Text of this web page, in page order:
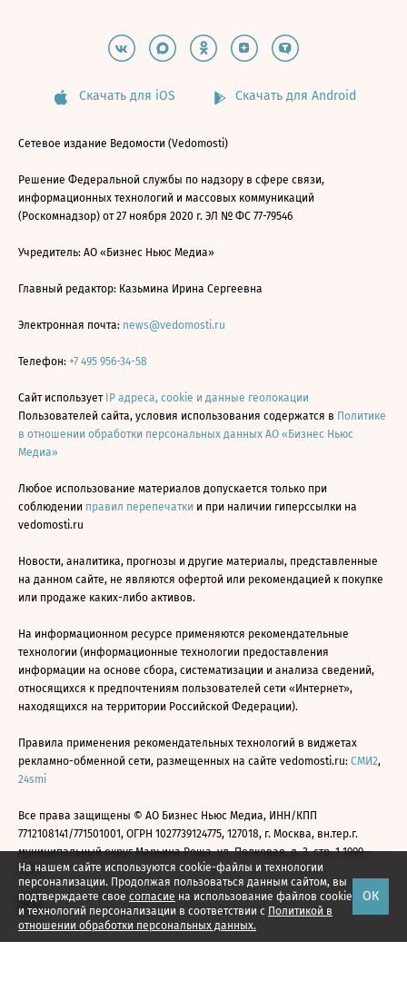
На нашем сайте используются cookie-файлы и технологии
персонализации. Продолжая пользоваться данным сайтом, вы
подтверждаете свое согласие на использование файлов cookie
и технологий персонализации в соответствии с Политикой в
отношении обработки персональных данных.
ОК
Скачать для iOS Скачать для Android
Сетевое издание Ведомости (Vedomosti)
Решение Федеральной службы по надзору в сфере связи,
информационных технологий и массовых коммуникаций
(Роскомнадзор) от 27 ноября 2020 г. ЭЛ № ФС 77-79546
Учредитель: АО «Бизнес Ньюс Медиа»
Главный редактор: Казьмина Ирина Сергеевна
Электронная почта: news@vedomosti.ru
Телефон: +7 495 956-34-58
Сайт использует IP адреса, cookie и данные геолокации
Пользователей сайта, условия использования содержатся в Политике
в отношении обработки персональных данных АО «Бизнес Ньюс
Медиа»
Любое использование материалов допускается только при
соблюдении правил перепечатки и при наличии гиперссылки на
vedomosti.ru
Новости, аналитика, прогнозы и другие материалы, представленные
на данном сайте, не являются офертой или рекомендацией к покупке
или продаже каких-либо активов.
На информационном ресурсе применяются рекомендательные
технологии (информационные технологии предоставления
информации на основе сбора, систематизации и анализа сведений,
относящихся к предпочтениям пользователей сети «Интернет»,
находящихся на территории Российской Федерации).
Правила применения рекомендательных технологий в виджетах
рекламно-обменной сети, размещенных на сайте vedomosti.ru: СМИ2,
24smi
Все права защищены © АО Бизнес Ньюс Медиа, ИНН/КПП
7712108141/771501001, ОГРН 1027739124775, 127018, г. Москва, вн.тер.г.
муниципальный округ Марьина Роща, ул. Полковая, д. 3, стр. 1 1999—
2026